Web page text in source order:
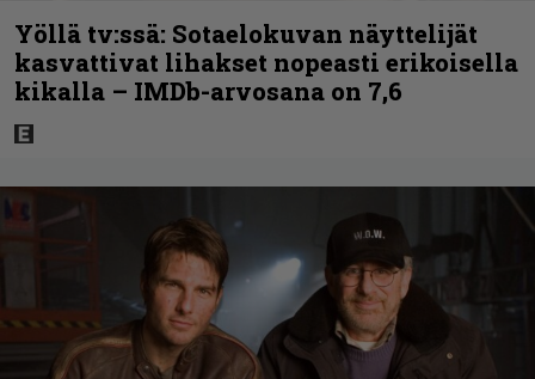
Yöllä tv:ssä: Sotaelokuvan näyttelijät
kasvattivat lihakset nopeasti erikoisella
kikalla – IMDb-arvosana on 7,6